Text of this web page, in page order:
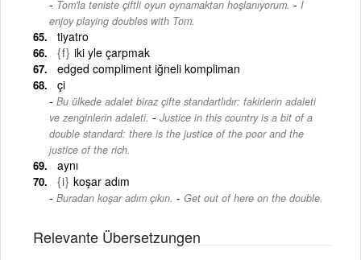
Tom'la teniste çiftli oyun oynamaktan hoşlanıyorum. - I
enjoy playing doubles with Tom.
tiyatro
{f} iki yle çarpmak
edged compliment iğneli kompliman
çi
Bu ülkede adalet biraz çifte standartlıdır: fakirlerin adaleti
ve zenginlerin adaleti. - Justice in this country is a bit of a
double standard: there is the justice of the poor and the
justice of the rich.
aynı
{i} koşar adım
Buradan koşar adım çıkın. - Get out of here on the double.
Relevante Übersetzungen